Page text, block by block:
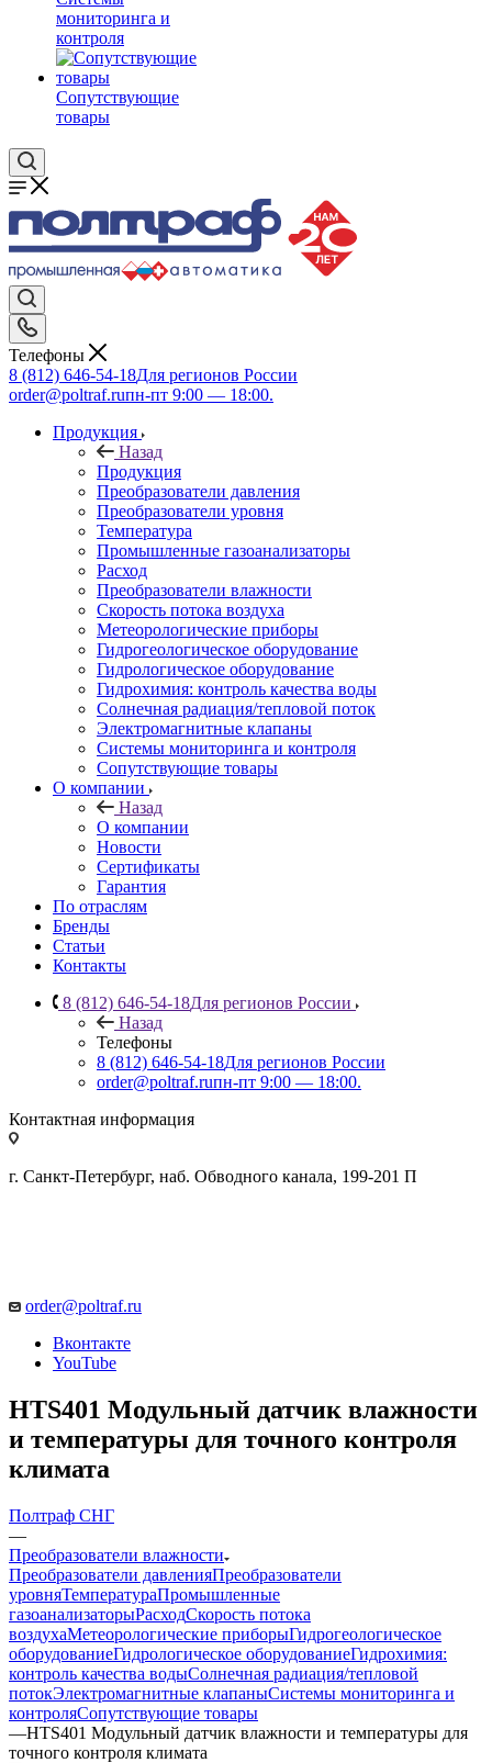
мониторинга и
контроля
Сопутствующие
товары
Телефоны
8 (812) 646-54-18Для регионов России
order@poltraf.ruпн-пт 9:00 — 18:00.
Продукция
Назад
Продукция
Преобразователи давления
Преобразователи уровня
Температура
Промышленные газоанализаторы
Расход
Преобразователи влажности
Скорость потока воздуха
Метеорологические приборы
Гидрогеологическое оборудование
Гидрологическое оборудование
Гидрохимия: контроль качества воды
Солнечная радиация/тепловой поток
Электромагнитные клапаны
Системы мониторинга и контроля
Сопутствующие товары
О компании
Назад
О компании
Новости
Сертификаты
Гарантия
По отраслям
Бренды
Статьи
Контакты
8 (812) 646-54-18Для регионов России
Назад
Телефоны
8 (812) 646-54-18Для регионов России
order@poltraf.ruпн-пт 9:00 — 18:00.
Контактная информация
г. Санкт-Петербург, наб. Обводного канала, 199-201 П
order@poltraf.ru
Вконтакте
YouTube
HTS401 Модульный датчик влажности
и температуры для точного контроля
климата
Полтраф СНГ
—
Преобразователи влажности
Преобразователи давленияПреобразователи
уровняТемператураПромышленные
газоанализаторыРасходСкорость потока
воздухаМетеорологические приборыГидрогеологическое
оборудованиеГидрологическое оборудованиеГидрохимия:
контроль качества водыСолнечная радиация/тепловой
потокЭлектромагнитные клапаныСистемы мониторинга и
контроляСопутствующие товары
—HTS401 Модульный датчик влажности и температуры для
точного контроля климата